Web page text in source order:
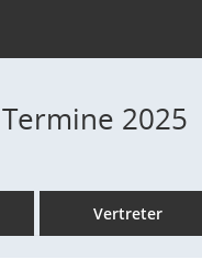
2025
Vertreter